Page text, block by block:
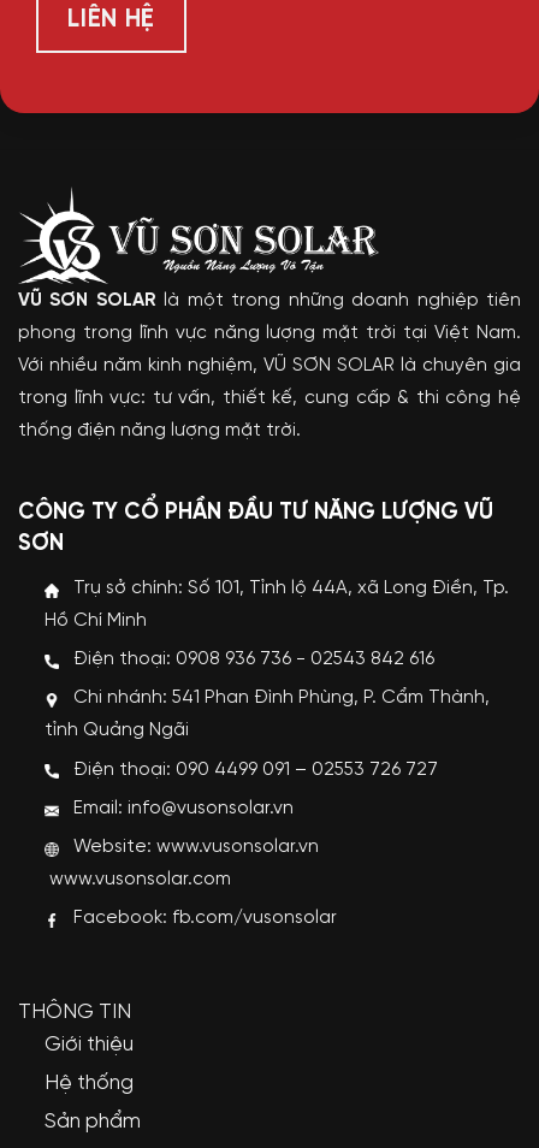
LIÊN HỆ
VŨ SƠN SOLAR là một trong những doanh nghiệp tiên
phong trong lĩnh vực năng lượng mặt trời tại Việt Nam.
Với nhiều năm kinh nghiệm, VŨ SƠN SOLAR là chuyên gia
trong lĩnh vực: tư vấn, thiết kế, cung cấp & thi công hệ
thống điện năng lượng mặt trời.
CÔNG TY CỔ PHẦN ĐẦU TƯ NĂNG LƯỢNG VŨ
SƠN
Trụ sở chính: Số 101, Tỉnh lộ 44A, xã Long Điền, Tp.
Hồ Chí Minh
Điện thoại: 0908 936 736 - 02543 842 616
Chi nhánh: 541 Phan Đình Phùng, P. Cẩm Thành,
tỉnh Quảng Ngãi
Điện thoại: 090 4499 091 – 02553 726 727
Email: info@vusonsolar.vn
Website:www.vusonsolar.vn
www.vusonsolar.com
Facebook: fb.com/vusonsolar
THÔNG TIN
Giới thiệu
Hệ thống
Sản phẩm